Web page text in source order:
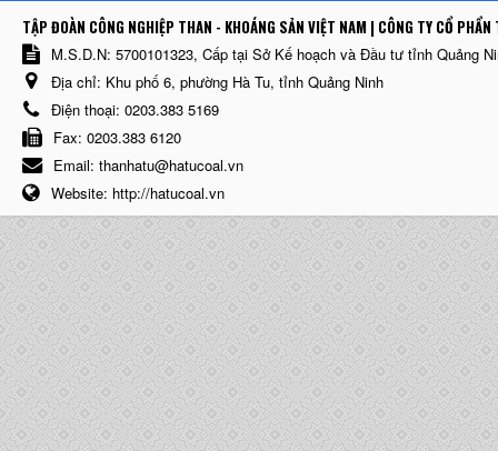
TẬP ĐOÀN CÔNG NGHIỆP THAN - KHOÁNG SẢN VIỆT NAM | CÔNG TY CỔ
M.S.D.N: 5700101323, Cấp tại Sở Kế hoạch và Đầu tư tỉnh Quảng
Địa chỉ: Khu phố 6, phường Hà Tu, tỉnh Quảng Ninh
Điện thoại: 0203.383 5169
Fax: 0203.383 6120
Email: thanhatu@hatucoal.vn
Website: http://hatucoal.vn